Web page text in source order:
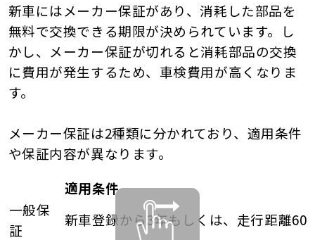
新車にはメーカー保証があり、消耗した部品を
無料で交換できる期限が決められています。し
かし、メーカー保証が切れると消耗部品の交換
に費用が発生するため、車検費用が高くなりま
す。
メーカー保証は2種類に分かれており、適用条件
や保証内容が異なります。
適用条件
一般保
証
新車登録から3年もしくは、走行距離